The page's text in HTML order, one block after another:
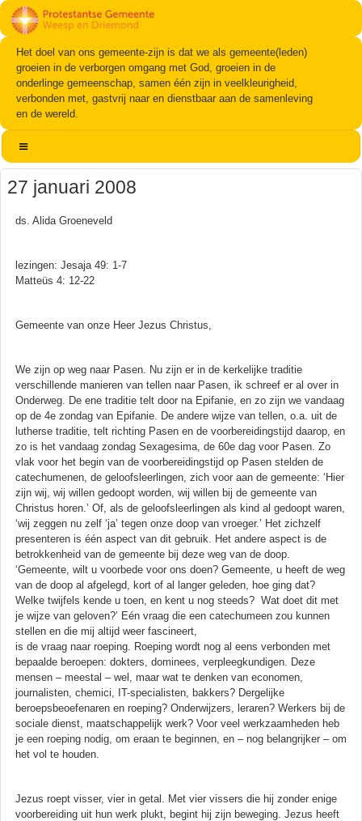
Het doel van ons gemeente-zijn is dat we als gemeente(leden)
groeien in de verborgen omgang met God, groeien in de
onderlinge gemeenschap, samen één zijn in veelkleurigheid,
verbonden met, gastvrij naar en dienstbaar aan de samenleving
en de wereld.
27 januari 2008
ds. Alida Groeneveld
lezingen: Jesaja 49: 1-7
Matteüs 4: 12-22
Gemeente van onze Heer Jezus Christus,
We zijn op weg naar Pasen. Nu zijn er in de kerkelijke traditie
verschillende manieren van tellen naar Pasen, ik schreef er al over in
Onderweg. De ene traditie telt door na Epifanie, en zo zijn we vandaag
op de 4e zondag van Epifanie. De andere wijze van tellen, o.a. uit de
lutherse traditie, telt richting Pasen en de voorbereidingstijd daarop, en
zo is het vandaag zondag Sexagesima, de 60e dag voor Pasen. Zo
vlak voor het begin van de voorbereidingstijd op Pasen stelden de
catechumenen, de geloofsleerlingen, zich voor aan de gemeente: ‘Hier
zijn wij, wij willen gedoopt worden, wij willen bij de gemeente van
Christus horen.’ Of, als de geloofsleerlingen als kind al gedoopt waren,
‘wij zeggen nu zelf ‘ja’ tegen onze doop van vroeger.’ Het zichzelf
presenteren is één aspect van dit gebruik. Het andere aspect is de
betrokkenheid van de gemeente bij deze weg van de doop.
‘Gemeente, wilt u voorbede voor ons doen? Gemeente, u heeft de weg
van de doop al afgelegd, kort of al langer geleden, hoe ging dat?
Welke twijfels kende u toen, en kent u nog steeds? Wat doet dit met
je wijze van geloven?’ Eén vraag die een catechumeen zou kunnen
stellen en die mij altijd weer fascineert,
is de vraag naar roeping. Roeping wordt nog al eens verbonden met
bepaalde beroepen: dokters, dominees, verpleegkundigen. Deze
mensen – meestal – wel, maar wat te denken van economen,
journalisten, chemici, IT-specialisten, bakkers? Dergelijke
beroepsbeoefenaren en roeping? Onderwijzers, leraren? Werkers bij de
sociale dienst, maatschappelijk werk? Voor veel werkzaamheden heb
je een roeping nodig, om eraan te beginnen, en – nog belangrijker – om
het vol te houden.
Jezus roept visser, vier in getal. Met vier vissers die hij zonder enige
voorbereiding uit hun werk plukt, begint hij zijn beweging. Jezus heeft